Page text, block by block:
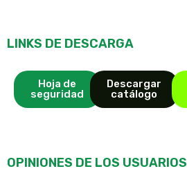
LINKS DE DESCARGA
Hoja de
seguridad
Descargar
catálogo
OPINIONES DE LOS USUARIOS